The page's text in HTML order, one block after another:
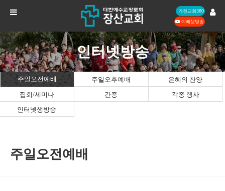
가정교회360
예배생방송
인터넷방송
주일오전예배 주일오후예배
은혜의 찬양
집회/세미나
간증
각종 행사
인터넷생방송
주일오전예배